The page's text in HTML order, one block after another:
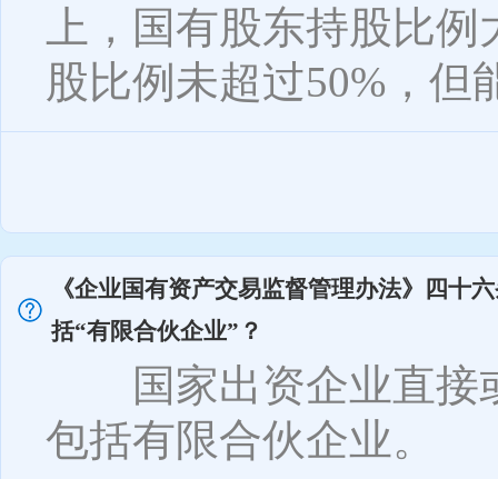
上，国有股东持股比
股比例未超过50%，但
《企业国有资产交易监督管理办法》四十
括“有限合伙企业”？
国家出资企业直接
包括有限合伙企业。